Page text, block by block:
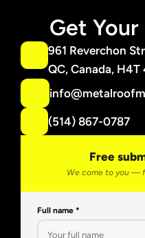
Get
961 Reverchon
QC, Canada, H4T
(514) 867-0787
Free
We come to you —
Full name *